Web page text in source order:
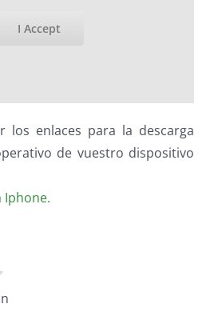
I Accept
los enlaces para la descarga
de vuestro dispositivo
Iphone.